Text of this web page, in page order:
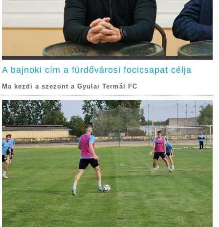
A bajnoki cím a fürdővárosi focicsapat célja
Ma kezdi a szezont a Gyulai Termál FC